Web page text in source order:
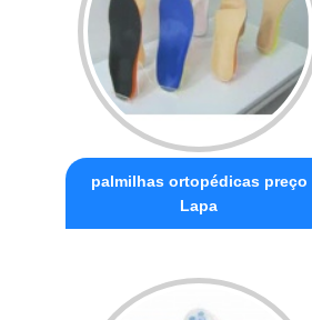
palmilhas ortopédicas preço
Lapa